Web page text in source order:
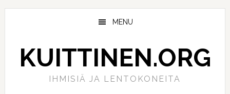
Hyppää
Hyppää
MENU
KUITTINEN.ORG
IHMISIÄ JA LENTOKONEITA